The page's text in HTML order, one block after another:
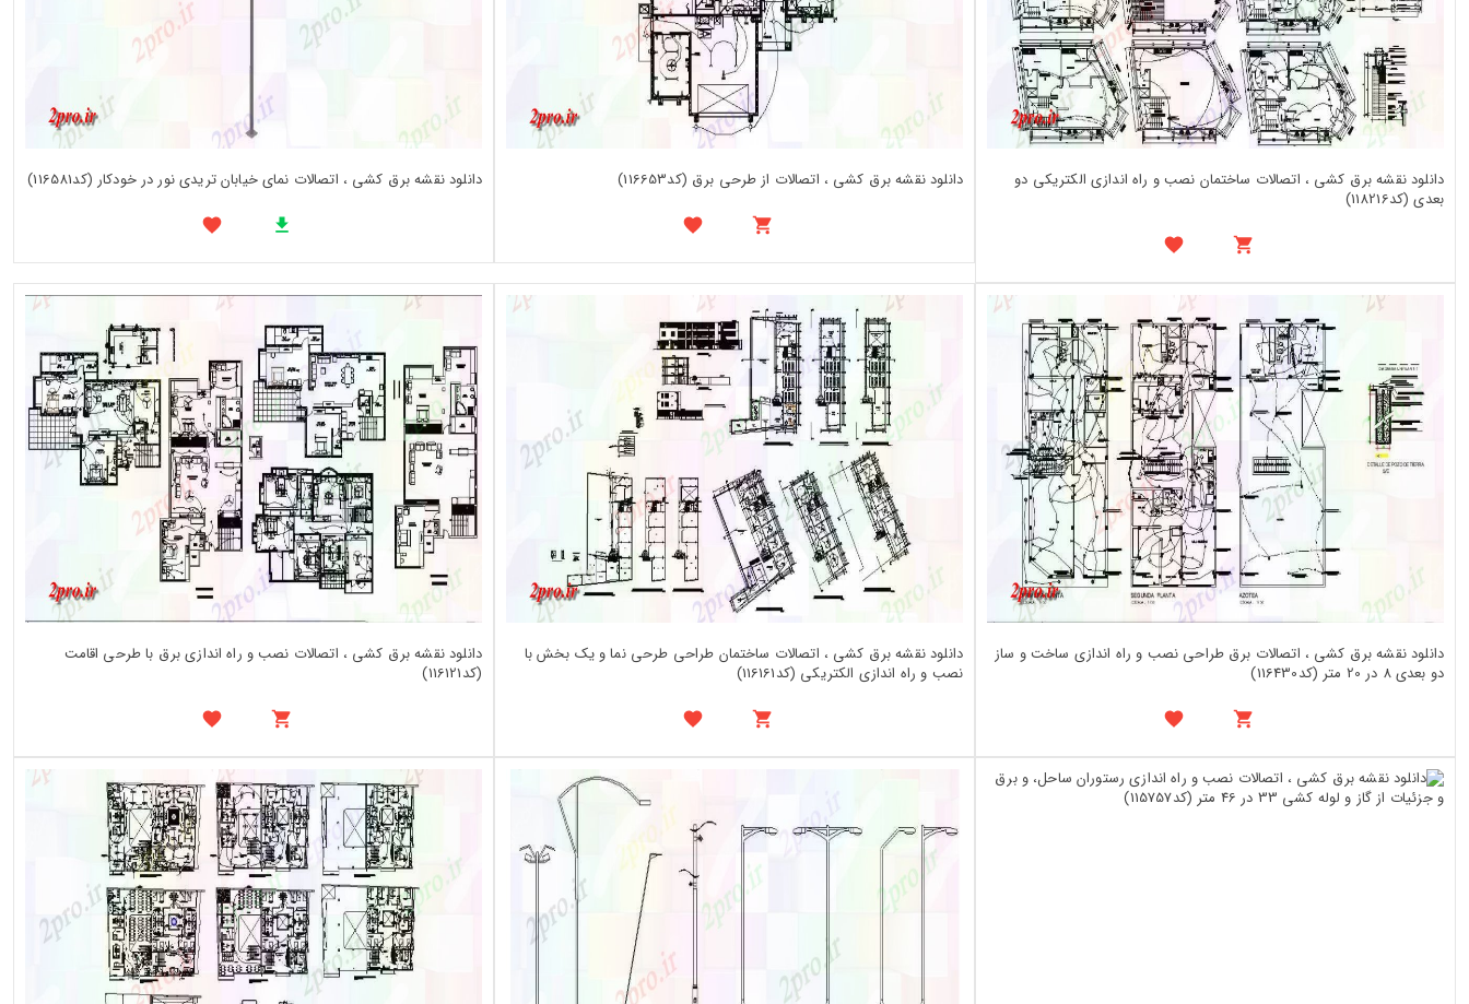
دانلود نقشه برق کشی ، اتصالات ساختمان نصب و راه اندازی الکتریکی دو
بعدی (کد118216)
دانلود نقشه برق کشی ، اتصالات از طرحی برق (کد116653) دانلود نقشه برق کشی ، اتصالات نمای خیابان تریدی نور در خودکار (کد116581)
دانلود نقشه برق کشی ، اتصالات برق طراحی نصب و راه اندازی ساخت و ساز
دو بعدی 8 در 20 متر (کد116430)
دانلود نقشه برق کشی ، اتصالات ساختمان طراحی طرحی نما و یک بخش با
نصب و راه اندازی الکتریکی (کد116161)
دانلود نقشه برق کشی ، اتصالات نصب و راه اندازی برق با طرحی اقامت
(کد116121)